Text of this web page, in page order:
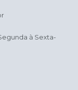
à Sexta-